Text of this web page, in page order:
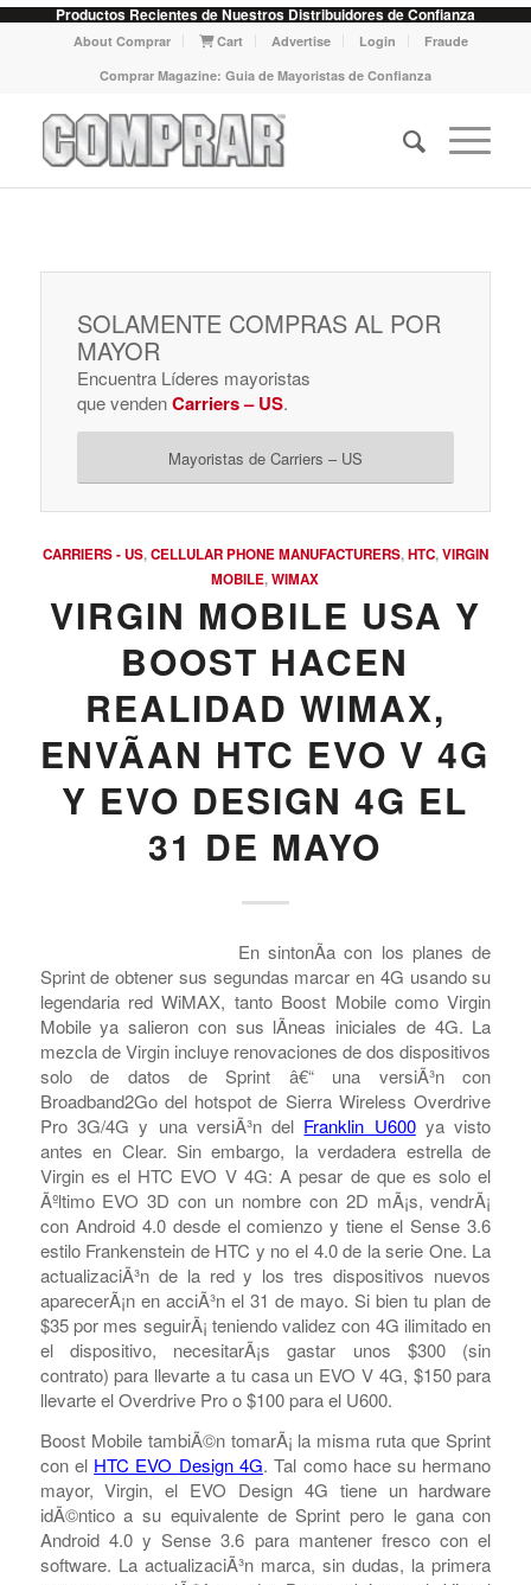
Productos Recientes de Nuestros Distribuidores de Confianza
SOLAMENTE COMPRAS AL POR
MAYOR
que vendenCarriers – US.
Mayoristas de Carriers – US
CARRIERS - US,CELLULAR PHONE MANUFACTURERS, HTC ,VIRGIN
MOBILE, WIMAX
VIRGIN MOBILE USA Y
BOOST HACEN
REALIDAD WIMAX,
ENVÃ­AN HTC EVO V 4G
Y EVO DESIGN 4G EL
31 DE MAYO
En sintonÃ­a con los planes de
Sprint de obtener sus segundas marcar en 4G usando su
legendaria red WiMAX, tanto Boost Mobile como Virgin
Mobile ya salieron con sus lÃ­neas iniciales de 4G. La
mezcla de Virgin incluye renovaciones de dos dispositivos
solo de datos de Sprint â€“ una versiÃ³n con
Broadband2Go del hotspot de Sierra Wireless Overdrive
Pro 3G/4G y una versiÃ³n delFranklin U600ya visto
antes en Clear. Sin embargo, la verdadera estrella de
Virgin es el HTC EVO V 4G: A pesar de que es solo el
Ãºltimo EVO 3D con un nombre con 2D mÃ¡s, vendrÃ¡
con Android 4.0 desde el comienzo y tiene el Sense 3.6
estilo Frankenstein de HTC y no el 4.0 de la serie One. La
actualizaciÃ³n de la red y los tres dispositivos nuevos
aparecerÃ¡n en acciÃ³n el 31 de mayo. Si bien tu plan de
$35 por mes seguirÃ¡ teniendo validez con 4G ilimitado en
el dispositivo, necesitarÃ¡s gastar unos $300 (sin
contrato) para llevarte a tu casa un EVO V 4G, $150 para
llevarte el Overdrive Pro o $100 para el U600.